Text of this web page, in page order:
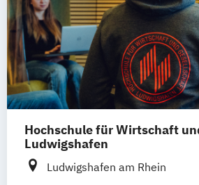
Hochschule für Wirtschaft
Ludwigshafen
Ludwigshafen am Rhein